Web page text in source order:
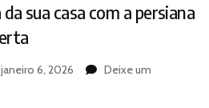
sua casa com a persiana
janeiro 6, 2026
Deixe um